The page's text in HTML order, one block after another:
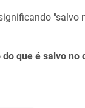
"salvo
que é salvo no